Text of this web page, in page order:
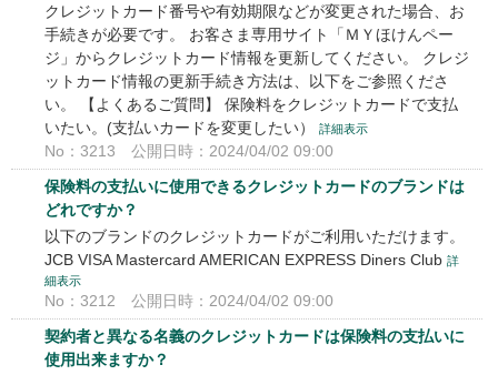
クレジットカード番号や有効期限などが変更された場合、お
手続きが必要です。 お客さま専用サイト「ＭＹほけんペー
ジ」からクレジットカード情報を更新してください。 クレジ
ットカード情報の更新手続き方法は、以下をご参照くださ
い。 【よくあるご質問】 保険料をクレジットカードで支払
いたい。(支払いカードを変更したい）
詳細表示
No：3213
公開日時：2024/04/02 09:00
保険料の支払いに使用できるクレジットカードのブランドは
どれですか？
以下のブランドのクレジットカードがご利用いただけます。
JCB VISA Mastercard AMERICAN EXPRESS Diners Club 詳
細表示
No：3212
公開日時：2024/04/02 09:00
契約者と異なる名義のクレジットカードは保険料の支払いに
使用出来ますか？